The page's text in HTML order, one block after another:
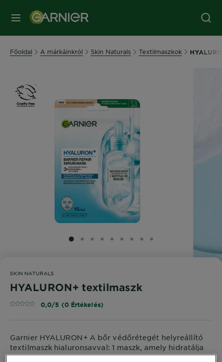
MENÜ
Főoldal A márkáinkról Skin Naturals Textilmaszkok
SLIDE 1
SLIDE 2
SLIDE 3
SLIDE 4
SLIDE 5
SLIDE 6
SLIDE 7
SLIDE 8
SLIDE 9
SKIN NATURALS
HYALURON+ textilmaszk
0,0/5 (0 Értékelés)
Garnier HYALURON+ A bőr védőrétegét helyreállító
textilmaszk hialuronsavval: 1 maszk, amely hidratálja
és megújítja a bőr védőrétegét.